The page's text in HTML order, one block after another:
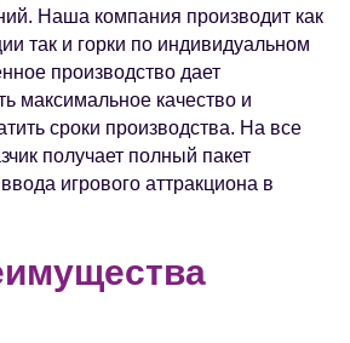
Наша компания производит как
так и горки по индивидуальном
производство дает
максимальное качество и
сроки производства. На все
получает полный пакет
игрового аттракциона в